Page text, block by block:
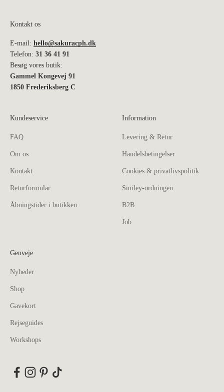
Kontakt os
E-mail: hello@sakuracph.dk
Telefon: 31 36 41 91
Besøg vores butik:
Gammel Kongevej 91
1850 Frederiksberg C
Kundeservice
FAQ
Om os
Kontakt
Returformular
Åbningstider i butikken
Information
Levering & Retur
Handelsbetingelser
Cookies & privatlivspolitik
Smiley-ordningen
B2B
Job
Genveje
Nyheder
Shop
Gavekort
Rejseguides
Workshops